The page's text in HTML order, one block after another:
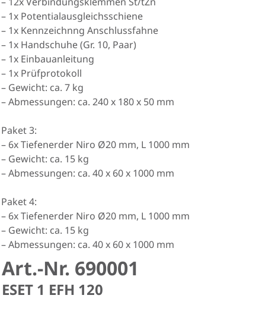
– 1x Potentialausgleichsschiene
– 1x Kennzeichnng Anschlussfahne
– 1x Handschuhe (Gr. 10, Paar)
– 1x Einbauanleitung
– 1x Prüfprotokoll
– Gewicht: ca. 7 kg
– Abmessungen: ca. 240 x 180 x 50 mm
Paket 3:
– 6x Tiefenerder Niro Ø20 mm, L 1000 mm
– Gewicht: ca. 15 kg
– Abmessungen: ca. 40 x 60 x 1000 mm
Paket 4:
– 6x Tiefenerder Niro Ø20 mm, L 1000 mm
– Gewicht: ca. 15 kg
– Abmessungen: ca. 40 x 60 x 1000 mm
Art.-Nr. 690001
ESET 1 EFH 120